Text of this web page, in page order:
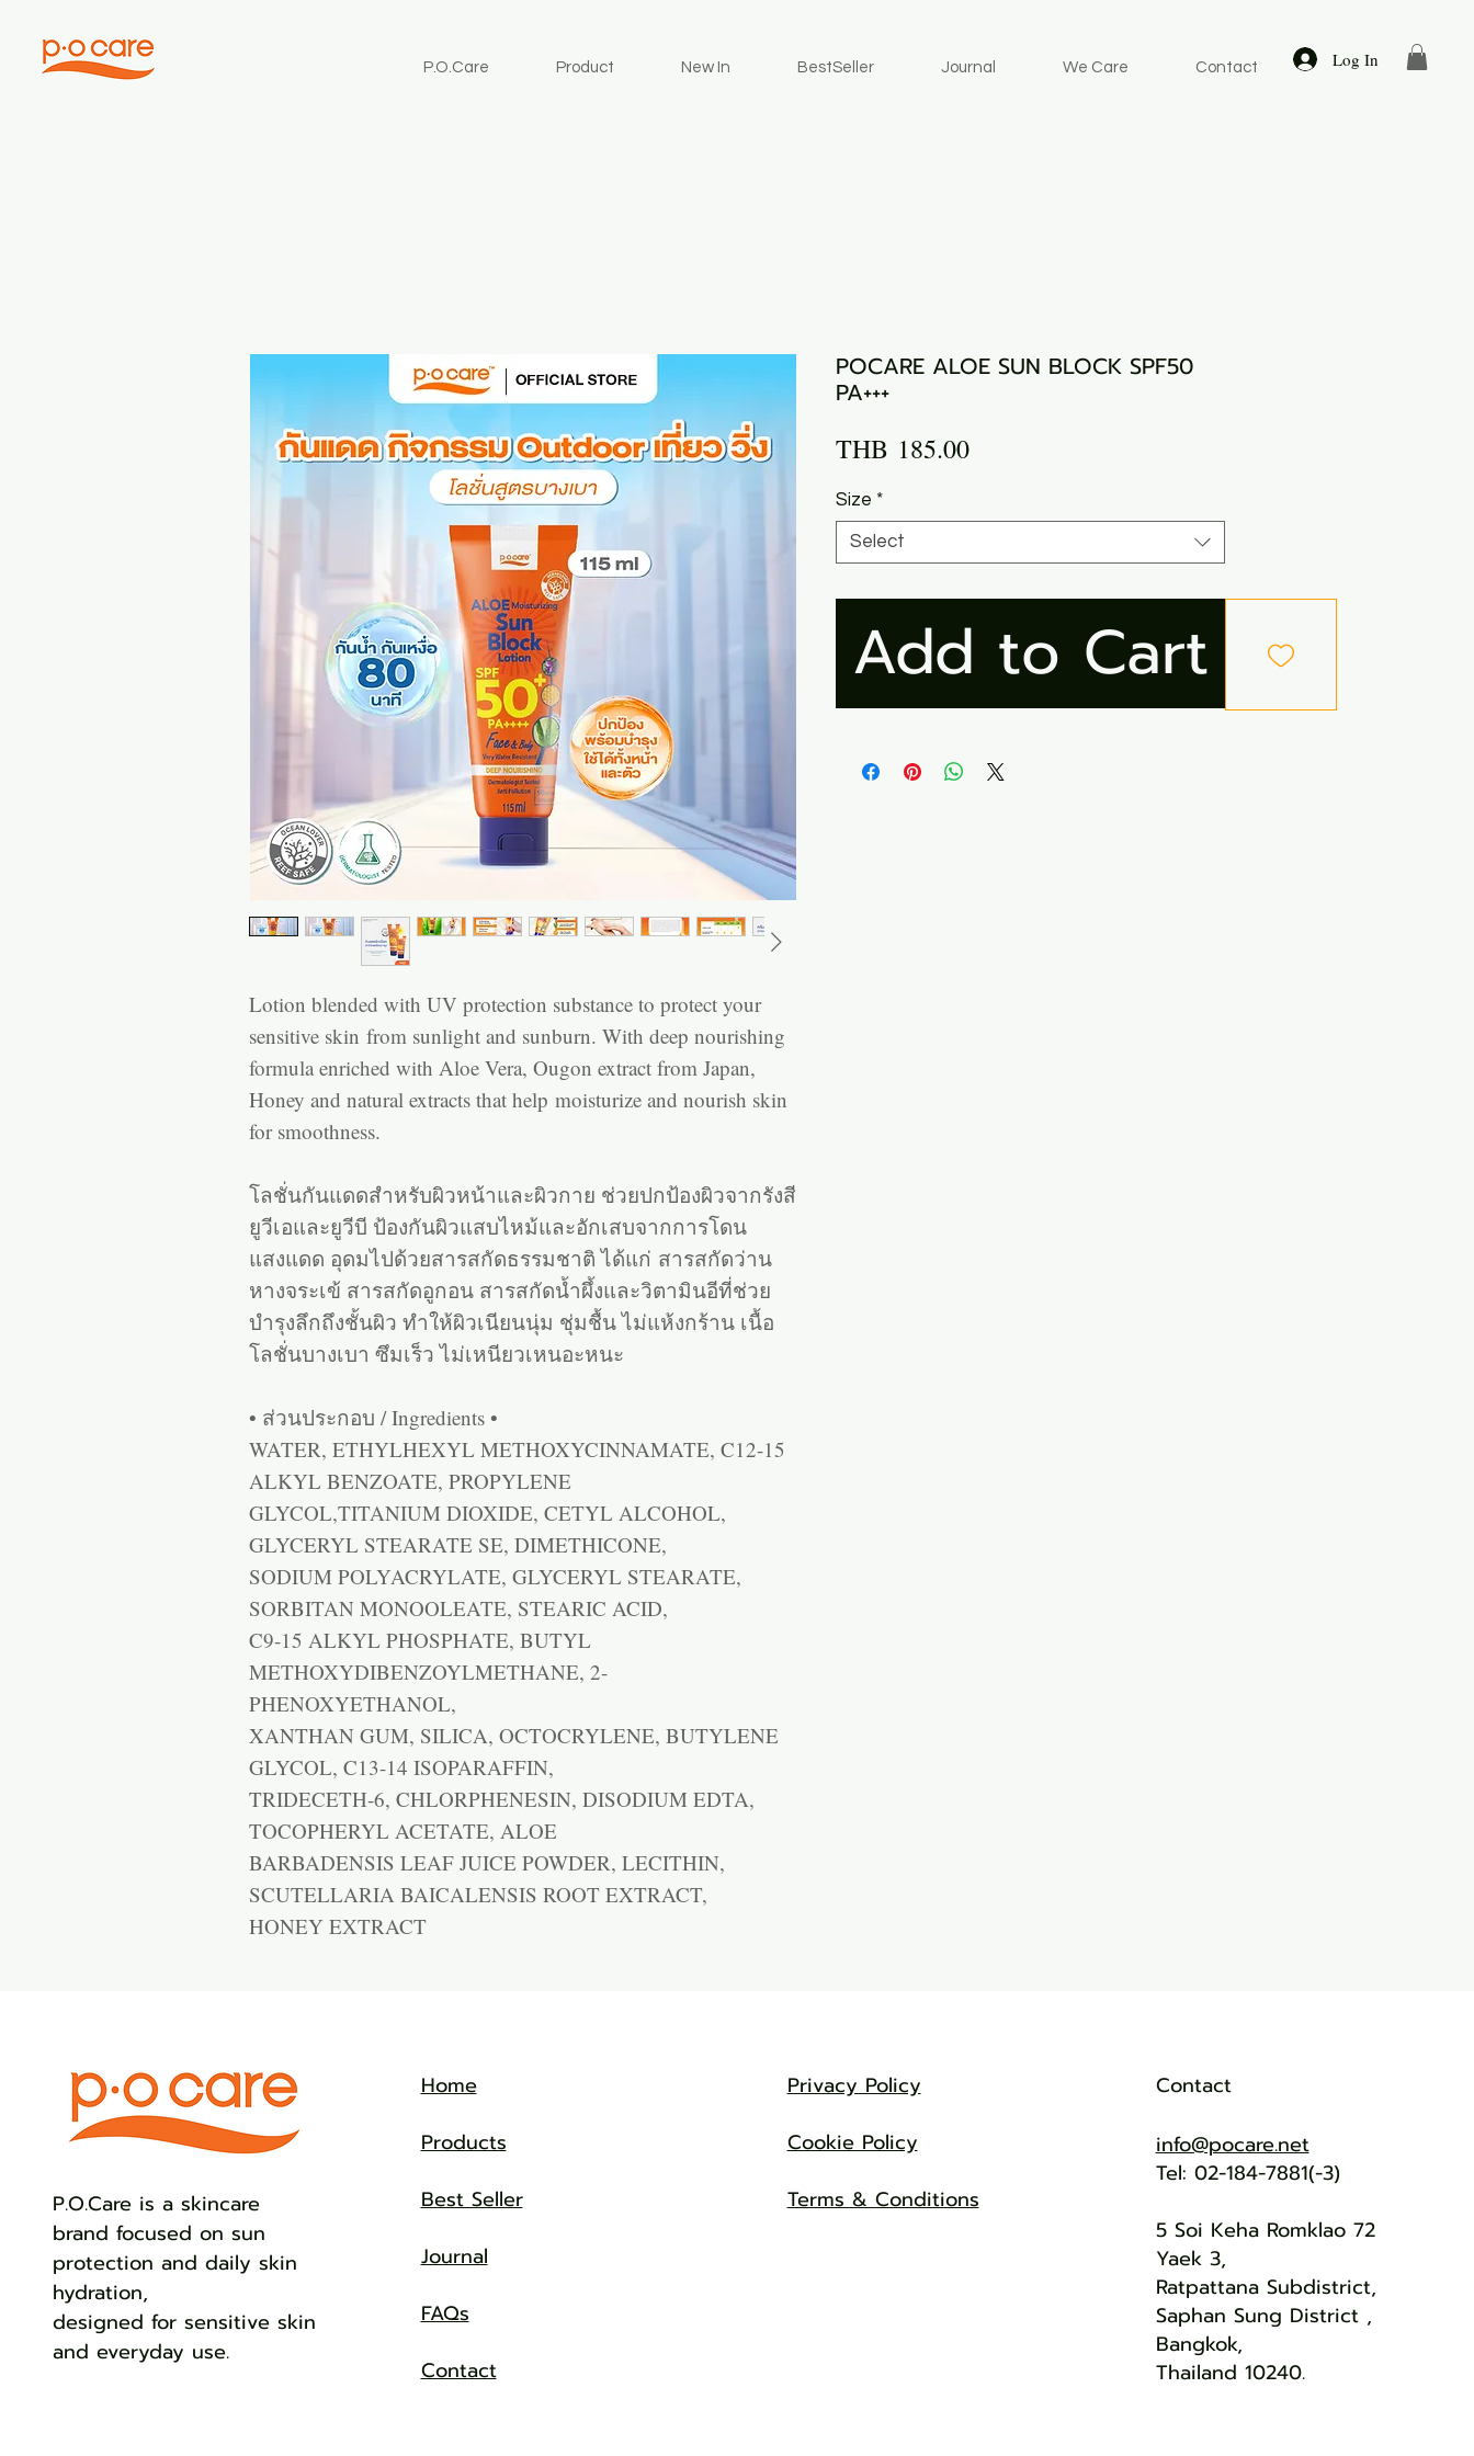
P.O.Care Product New In BestSeller Journal We Care Contact Log In
Lotion blended with UV protection substance to protect your
sensitive skin from sunlight and sunburn. With deep nourishing
formula enriched with Aloe Vera, Ougon extract from Japan,
Honey and natural extracts that help moisturize and nourish skin
for smoothness.
โลชั่นกันแดดสำหรับผิวหน้าและผิวกาย ช่วยปกป้องผิวจากรังสี
ยูวีเอและยูวีบี ป้องกันผิวแสบไหม้และอักเสบจากการโดน
แสงแดด อุดมไปด้วยสารสกัดธรรมชาติ ได้แก่ สารสกัดว่าน
หางจระเข้ สารสกัดอูกอน สารสกัดน้ำผึ้งและวิตามินอีที่ช่วย
บำรุงลึกถึงชั้นผิว ทำให้ผิวเนียนนุ่ม ชุ่มชื้น ไม่แห้งกร้าน เนื้อ
โลชั่นบางเบา ซึมเร็ว ไม่เหนียวเหนอะหนะ
• ส่วนประกอบ / Ingredients •
WATER, ETHYLHEXYL METHOXYCINNAMATE, C12-15
ALKYL BENZOATE, PROPYLENE
GLYCOL,TITANIUM DIOXIDE, CETYL ALCOHOL,
GLYCERYL STEARATE SE, DIMETHICONE,
SODIUM POLYACRYLATE, GLYCERYL STEARATE,
SORBITAN MONOOLEATE, STEARIC ACID,
C9-15 ALKYL PHOSPHATE, BUTYL
METHOXYDIBENZOYLMETHANE, 2-
PHENOXYETHANOL,
XANTHAN GUM, SILICA, OCTOCRYLENE, BUTYLENE
GLYCOL, C13-14 ISOPARAFFIN,
TRIDECETH-6, CHLORPHENESIN, DISODIUM EDTA,
TOCOPHERYL ACETATE, ALOE
BARBADENSIS LEAF JUICE POWDER, LECITHIN,
SCUTELLARIA BAICALENSIS ROOT EXTRACT,
HONEY EXTRACT
POCARE ALOE SUN BLOCK SPF50
PA+++
THB 185.00Price
Size *
Select
Add to Cart
​P.O.Care is a skincare
brand focused on sun
protection and daily skin
hydration,
designed for sensitive skin
and everyday use.
Home
Products
Best Seller
Journal
FAQs
Contact
Privacy Policy
Cookie Policy
Terms & Conditions
Contact
info@pocare.net
Tel: 02-184-7881(-3)
5 Soi Keha Romklao 72
Yaek 3,
Ratpattana Subdistrict,
Saphan Sung District ,
Bangkok,
Thailand 10240.